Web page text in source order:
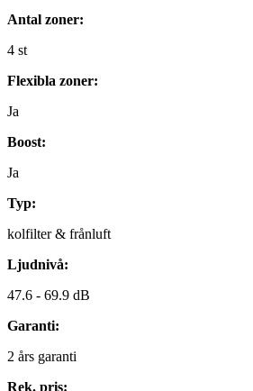
Antal zoner:
4 st
Flexibla zoner:
Ja
Boost:
Ja
Typ:
kolfilter & frånluft
Ljudnivå:
47.6 - 69.9 dB
Garanti:
2 års garanti
Rek. pris: